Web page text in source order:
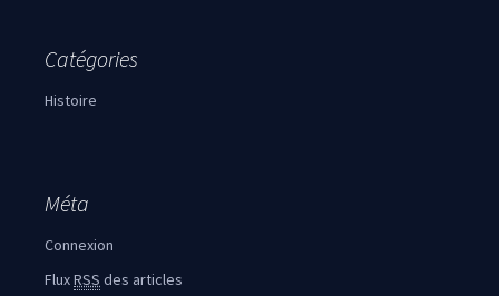
Catégories
Histoire
Méta
Connexion
FluxRSS des articles